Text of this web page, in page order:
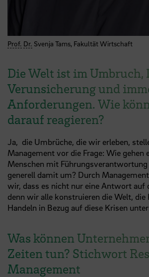
Prof. Dr. Svenja Tams, Fakultät Wirtschaft
Die Welt ist im Umbruch,
Verunsicherung und
Anforderungen. Wie
darauf reagieren?
Ja, die Umbrüche, die wir erleben,
Management vor die Frage: Wie gehen
Menschen mit
generell damit um? Durch
wir, dass es nicht nur eine Antwort auf
denn wir alle konstruieren die Welt, die
Handeln in Bezug auf diese Krisen
Was können
Zeiten tun? Stichwort
Management